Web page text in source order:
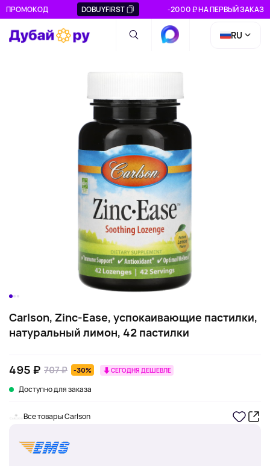
ПРОМОКОД DOBUYFIRST -2000 ₽ НА ПЕРВЫЙ ЗАКАЗ
RU
Carlson, Zinc-Ease, успокаивающие пастилки,
натуральный лимон, 42 пастилки
495 ₽ 707 ₽ -30% СЕГОДНЯ ДЕШЕВЛЕ
Доступно для заказа
Все товары Carlson